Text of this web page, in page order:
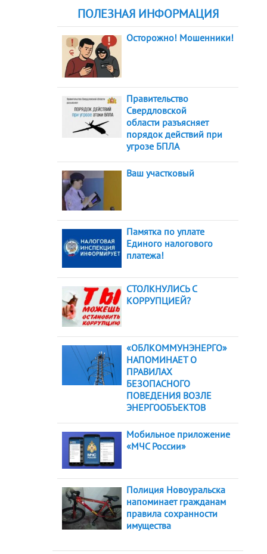
ПОЛЕЗНАЯ ИНФОРМАЦИЯ
Осторожно! Мошенники!
Правительство
Свердловской
области разъясняет
порядок действий при
угрозе БПЛА
Ваш участковый
Памятка по уплате
Единого налогового
платежа!
СТОЛКНУЛИСЬ С
КОРРУПЦИЕЙ?
«ОБЛКОММУНЭНЕРГО»
НАПОМИНАЕТ О
ПРАВИЛАХ
БЕЗОПАСНОГО
ПОВЕДЕНИЯ ВОЗЛЕ
ЭНЕРГООБЪЕКТОВ
Мобильное приложение
«МЧС России»
Полиция Новоуральска
напоминает гражданам
правила сохранности
имущества